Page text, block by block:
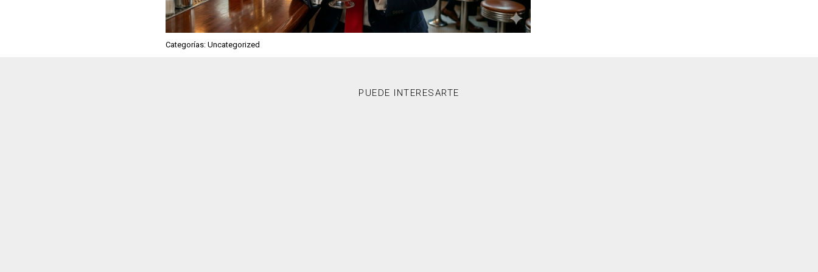
Categorías: Uncategorized
PUEDE INTERESARTE